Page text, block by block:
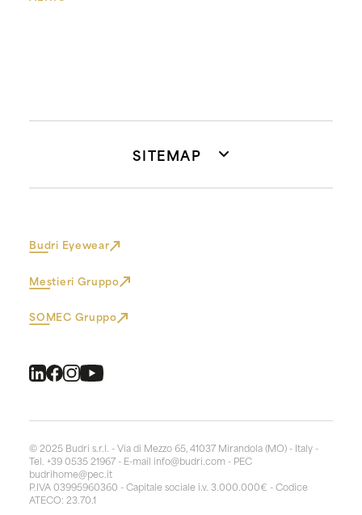
SITEMAP
Budri Eyewear
Mestieri Gruppo
SOMEC Gruppo
© 2025 Budri s.r.l. - Via di Mezzo 65, 41037 Mirandola (MO) - Italy -
Tel. +39 0535 21967 - E-mail info@budri.com - PEC
budrihome@pec.it
P.IVA 03995960360 - Capitale sociale i.v. 3.000.000€ - Codice
ATECO: 23.70.1